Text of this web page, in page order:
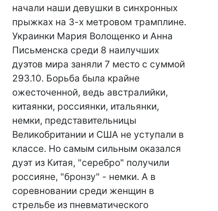
начали наши девушки в синхронных
прыжках на 3-х метровом трамплине.
Украинки Мария Волощенко и Анна
Письменска среди 8 наилучших
дуэтов мира заняли 7 место с суммой
293.10. Борьба была крайне
ожесточенной, ведь австралийки,
китаянки, россиянки, итальянки,
немки, представительницы
Великобритании и США не уступали в
классе. Но самым сильным оказался
дуэт из Китая, "серебро" получили
россияне, "бронзу" - немки. А в
соревновании среди женщин в
стрельбе из пневматического